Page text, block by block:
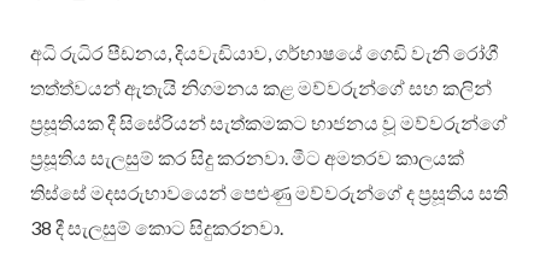
අධි රුධිර පීඩනය, දියවැඩියාව, ගර්භාෂයේ ගෙඩි වැනි රෝගී
තත්ත්වයන් ඇතැයි නිගමනය කළ මව්වරුන්ගේ සහ කලින්
ප්‍රසූතියක දී සිසේරියන් සැත්කමකට භාජනය වූ මව්වරුන්ගේ
ප්‍රසූතිය සැලසුම් කර සිදු කරනවා. මීට අමතරව කාලයක්
තිස්සේ මදසරුභාවයෙන් පෙළුණු මව්වරුන්ගේ ද ප්‍රසූතිය සති
38 දී සැලසුම් කොට සිදුකරනවා.